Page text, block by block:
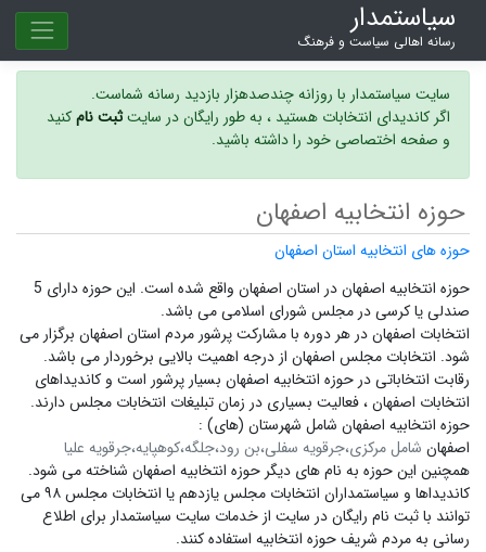
سیاستمدار
رسانه اهالی سیاست و فرهنگ
سایت سیاستمدار با روزانه چندصدهزار بازدید رسانه شماست.
اگر کاندیدای انتخابات هستید ، به طور رایگان در سایتثبت نامکنید
و صفحه اختصاصی خود را داشته باشید.
حوزه انتخابیه اصفهان
حوزه های انتخابیه استان اصفهان
حوزه انتخابیه اصفهان در استان اصفهان واقع شده است. این حوزه دارای 5
صندلی یا کرسی در مجلس شورای اسلامی می باشد.
انتخابات اصفهان در هر دوره با مشارکت پرشور مردم استان اصفهان برگزار می
شود. انتخابات مجلس اصفهان از درجه اهمیت بالایی برخوردار می باشد.
رقابت انتخاباتی در حوزه انتخابیه اصفهان بسیار پرشور است و کاندیداهای
انتخابات اصفهان ،فعالیت بسیاری در زمان تبلیغات انتخابات مجلس دارند.
حوزه انتخابیه اصفهان شامل شهرستان (های) :
اصفهان شامل مرکزی،جرقویه سفلی،بن رود،جلگه،کوهپایه،جرقویه علیا
همچنین این حوزه به نام های دیگر حوزه انتخابیه اصفهان شناخته می شود.
کاندیداها و سیاستمداران انتخابات مجلس یازدهم یا انتخابات مجلس ۹۸ می
توانند با ثبت نام رایگان در سایت از خدمات سایت سیاستمدار برای اطلاع
رسانی به مردم شریف حوزه انتخابیه استفاده کنند.